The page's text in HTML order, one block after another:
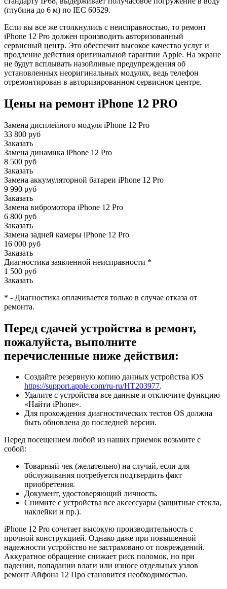
(глубина до 6 м) по IEC 60529.
Если вы все же столкнулись с неисправностью, то ремонт
iPhone 12 Pro должен производить авторизованный
сервисный центр. Это обеспечит высокое качество услуг и
продление действия оригинальной гарантии Apple. На экране
не будут всплывать назойливые предупреждения об
установленных неоригинальных модулях, ведь телефон
отремонтирован в авторизированном сервисном центре.
Цены на ремонт iPhone 12 PRO
Замена дисплейного модуля iPhone 12 Pro
33 800 руб
Заказать
Замена динамика iPhone 12 Pro
8 500 руб
Заказать
Замена аккумуляторной батареи iPhone 12 Pro
9 990 руб
Заказать
Замена вибромотора iPhone 12 Pro
6 800 руб
Заказать
Замена задней камеры iPhone 12 Pro
16 000 руб
Заказать
Диагностика заявленной неисправности *
1 500 руб
Заказать
* - Диагностика оплачивается только в случае отказа от
ремонта.
Перед сдачей устройства в ремонт,
пожалуйста, выполните
перечисленные ниже действия:
Создайте резервную копию данных устройства iOS
https://support.apple.com/ru-ru/HT203977.
Удалите с устройства все данные и отключите функцию
«Найти iPhone».
Для прохождения диагностических тестов OS должна
быть обновлена до последней версии.
Перед посещением любой из наших приемок возьмите с
собой:
Товарный чек (желательно) на случай, если для
обслуживания потребуется подтвердить факт
приобретения.
Документ, удостоверяющий личность.
Снимите с устройства все аксессуары (защитные стекла,
наклейки и пр.).
iPhone 12 Pro сочетает высокую производительность с
прочной конструкцией. Однако даже при повышенной
надежности устройство не застраховано от повреждений.
Аккуратное обращение снижает риск поломок, но при
падении, попадании влаги или износе отдельных узлов
ремонт Айфона 12 Про становится необходимостью.